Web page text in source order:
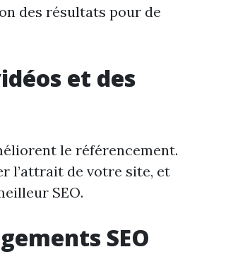
des résultats pour de
et des
le référencement.
l’attrait de votre site, et
SEO.
SEO